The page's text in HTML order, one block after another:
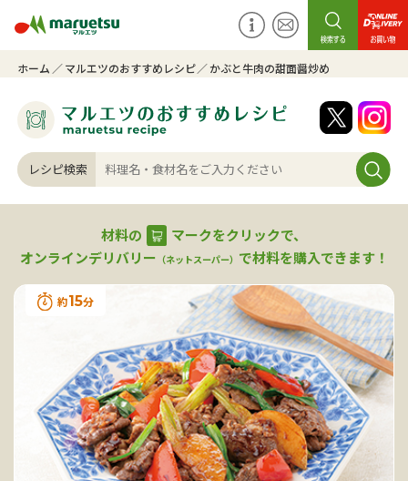
ホーム マルエツのおすすめレシピ かぶと牛肉の甜面醤炒め
レシピ検索
材料の
マークをクリックで、
オンラインデリバリー （ネットスーパー） で材料を購入できます！
約15分